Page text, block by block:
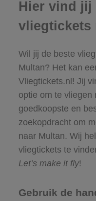
Hier vind jij
vliegtickets
Wil jij de beste
Multan? Het kan
Vliegtickets.nl! Jij
optie om te vliegen
goedkoopste en
zoekopdracht om
naar Multan. Wij
vliegtickets te
Let’s make it fly!
Gebruik de